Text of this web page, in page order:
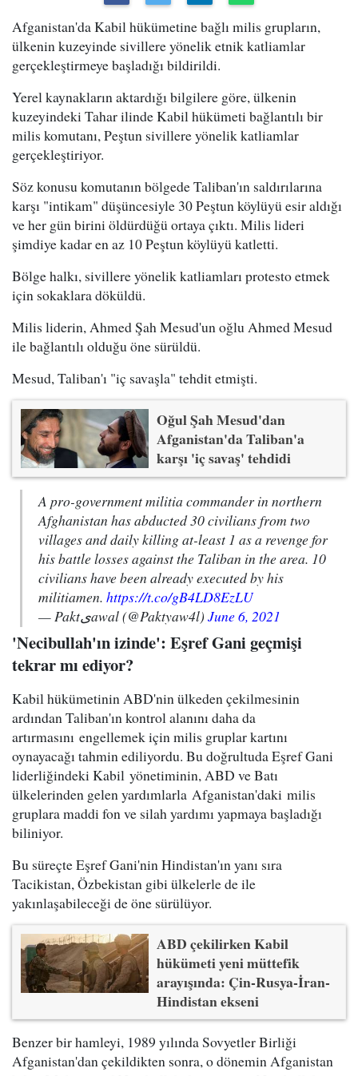
Afganistan'da Kabil hükümetine bağlı milis grupların,
ülkenin kuzeyinde sivillere yönelik etnik katliamlar
gerçekleştirmeye başladığı bildirildi.
Yerel kaynakların aktardığı bilgilere göre, ülkenin
kuzeyindeki Tahar ilinde Kabil hükümeti bağlantılı bir
milis komutanı, Peştun sivillere yönelik katliamlar
gerçekleştiriyor.
Söz konusu komutanın bölgede Taliban'ın saldırılarına
karşı "intikam" düşüncesiyle 30 Peştun köylüyü esir aldığı
ve her gün birini öldürdüğü ortaya çıktı. Milis lideri
şimdiye kadar en az 10 Peştun köylüyü katletti.
Bölge halkı, sivillere yönelik katliamları protesto etmek
için sokaklara döküldü.
Milis liderin, Ahmed Şah Mesud'un oğlu Ahmed Mesud
ile bağlantılı olduğu öne sürüldü.
Mesud, Taliban'ı "iç savaşla" tehdit etmişti.
Oğul Şah Mesud'dan
Afganistan'da Taliban'a
karşı 'iç savaş' tehdidi
A pro-government militia commander in northern
Afghanistan has abducted 30 civilians from two
villages and daily killing at-least 1 as a revenge for
his battle losses against the Taliban in the area. 10
civilians have been already executed by his
militiamen. https://t.co/gB4LD8EzLU
— Paktﻯawal (@Paktyaw4l) June 6, 2021
'Necibullah'ın izinde': Eşref Gani geçmişi
tekrar mı ediyor?
Kabil hükümetinin ABD'nin ülkeden çekilmesinin
ardından Taliban'ın kontrol alanını daha da
artırmasını engellemek için milis gruplar kartını
oynayacağı tahmin ediliyordu. Bu doğrultuda Eşref Gani
liderliğindeki Kabil yönetiminin, ABD ve Batı
ülkelerinden gelen yardımlarla Afganistan'daki milis
gruplara maddi fon ve silah yardımı yapmaya başladığı
biliniyor.
Bu süreçte Eşref Gani'nin Hindistan'ın yanı sıra
Tacikistan, Özbekistan gibi ülkelerle de ile
yakınlaşabileceği de öne sürülüyor.
ABD çekilirken Kabil
hükümeti yeni müttefik
arayışında: Çin-Rusya-İran-
Hindistan ekseni
Benzer bir hamleyi, 1989 yılında Sovyetler Birliği
Afganistan'dan çekildikten sonra, o dönemin Afganistan